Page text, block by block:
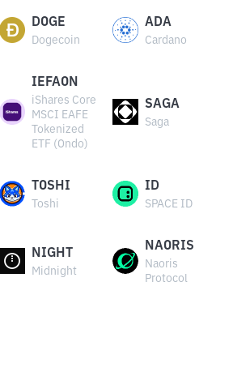
DOGE
Dogecoin
ADA
Cardano
IEFAON
iShares Core
MSCI EAFE
Tokenized
ETF (Ondo)
SAGA
Saga
TOSHI
Toshi
ID
SPACE ID
NIGHT
Midnight
NAORIS
Naoris
Protocol